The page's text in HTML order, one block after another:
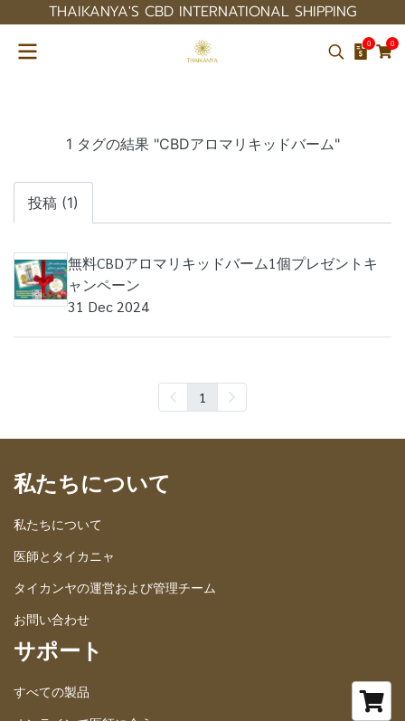
THAIKANYA'S CBD INTERNATIONAL SHIPPING
0 0
1 タグの結果 "CBDアロマリキッドバーム"
投稿 (1)
無料CBDアロマリキッドバーム1個プレゼントキ
ャンペーン
31 Dec 2024
1
私たちについて
私たちについて
医師とタイカニャ
タイカンヤの運営および管理チーム
お問い合わせ
サポート
すべての製品